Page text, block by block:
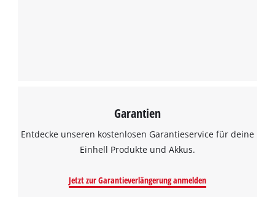
Powered byUsercentrics Consent
Management Platform
Garantien
Entdecke unseren kostenlosen Garantieservice für deine
Einhell Produkte und Akkus.
Jetzt zur Garantieverlängerung anmelden